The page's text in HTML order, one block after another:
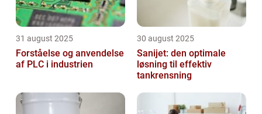
31 august 2025
Forståelse og anvendelse
af PLC i industrien
30 august 2025
Sanijet: den optimale
løsning til effektiv
tankrensning